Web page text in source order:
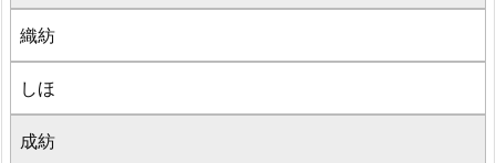
織紡
しほ
成紡